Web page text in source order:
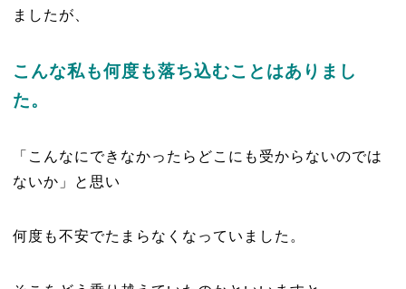
ましたが、
こんな私も何度も落ち込むことはありまし
た。
「こんなにできなかったらどこにも受からないのでは
ないか」と思い
何度も不安でたまらなくなっていました。